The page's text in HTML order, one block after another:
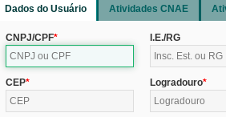
Dados do Usuário Atividades CNAE
CNPJ/CPF I.E./RG
CEP Logradouro